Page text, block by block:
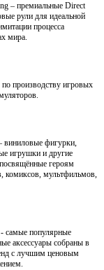
– премиальные Direct
рули для идеальной
процесса
мира.
производству игровых
фигурки,
игрушки и другие
героям
комиксов, мультфильмов,
самые популярные
аксессуары собраны в
с лучшим ценовым